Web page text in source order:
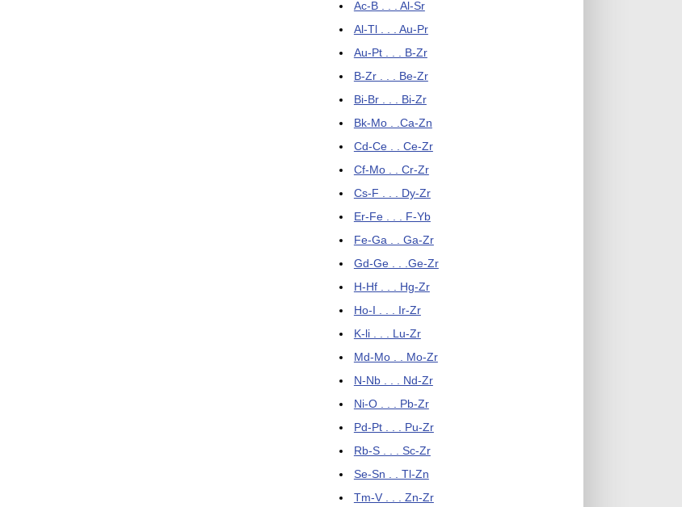
Ac-B . . . Al-Sr
Al-Tl . . . Au-Pr
Au-Pt . . . B-Zr
B-Zr . . . Be-Zr
Bi-Br . . . Bi-Zr
Bk-Mo . .Ca-Zn
Cd-Ce . . Ce-Zr
Cf-Mo . . Cr-Zr
Cs-F . . . Dy-Zr
Er-Fe . . . F-Yb
Fe-Ga . . Ga-Zr
Gd-Ge . . .Ge-Zr
H-Hf . . . Hg-Zr
Ho-I . . . Ir-Zr
K-li . . . Lu-Zr
Md-Mo . . Mo-Zr
N-Nb . . . Nd-Zr
Ni-O . . . Pb-Zr
Pd-Pt . . . Pu-Zr
Rb-S . . . Sc-Zr
Se-Sn . . Tl-Zn
Tm-V . . . Zn-Zr